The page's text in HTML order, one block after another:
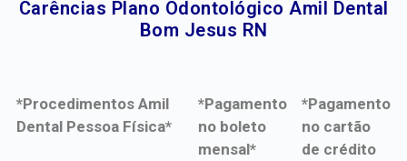
Carências Plano Odontológico Amil Dental
Bom Jesus RN​
*Procedimentos Amil
Dental Pessoa Física*
*Pagamento
no boleto
mensal*
*Pagamento
no cartão
de crédito